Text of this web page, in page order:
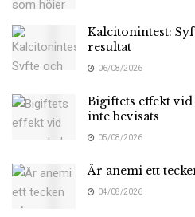
Kalcitonintest:
resultat
06/08/2026
Bigiftets effekt
inte bevisats
05/08/2026
Är anemi ett
04/08/2026